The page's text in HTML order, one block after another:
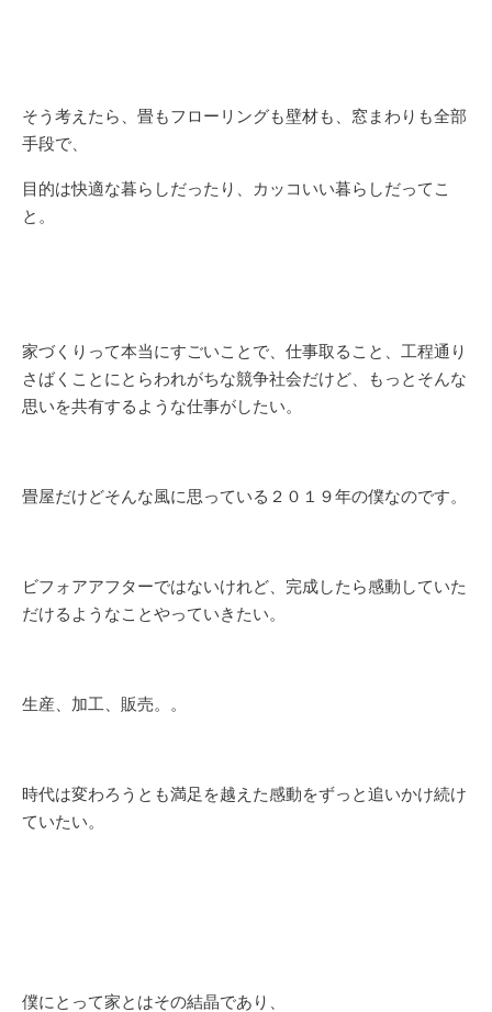
そう考えたら、畳もフローリングも壁材も、窓まわりも全部
手段で、
目的は快適な暮らしだったり、カッコいい暮らしだってこ
と。
家づくりって本当にすごいことで、仕事取ること、工程通り
さばくことにとらわれがちな競争社会だけど、もっとそんな
思いを共有するような仕事がしたい。
畳屋だけどそんな風に思っている２０１９年の僕なのです。
ビフォアアフターではないけれど、完成したら感動していた
だけるようなことやっていきたい。
生産、加工、販売。。
時代は変わろうとも満足を越えた感動をずっと追いかけ続け
ていたい。
僕にとって家とはその結晶であり、